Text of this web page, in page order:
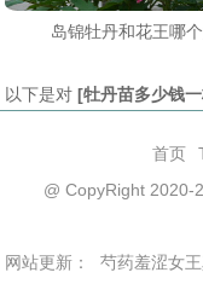
岛锦牡丹和花王哪
以下是对 [牡丹苗多少钱
首页
@ CopyRight 2020-
网站更新：
芍药羞涩女